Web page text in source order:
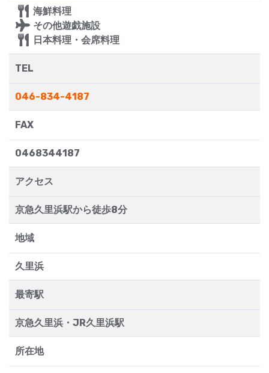
海鮮料理
その他遊戯施設
日本料理・会席料理
TEL
046-834-4187
FAX
0468344187
アクセス
京急久里浜駅から徒歩8分
地域
久里浜
最寄駅
京急久里浜・JR久里浜駅
所在地